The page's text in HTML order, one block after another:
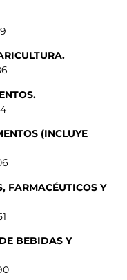
(INCLUYE
FARMACÉUTICOS Y
BEBIDAS Y